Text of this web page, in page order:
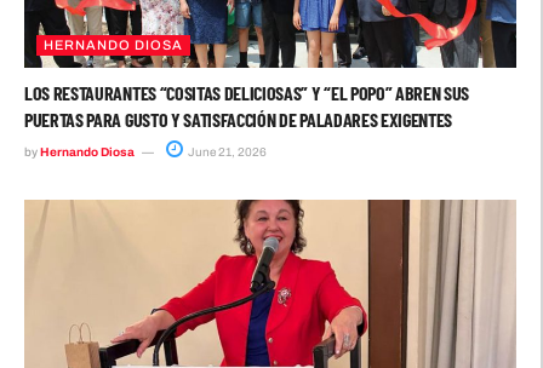
HERNANDO DIOSA
LOS RESTAURANTES “COSITAS DELICIOSAS” Y “EL POPO” ABREN SUS
PUERTAS PARA GUSTO Y SATISFACCIÓN DE PALADARES EXIGENTES
byHernando Diosa June 21, 2026